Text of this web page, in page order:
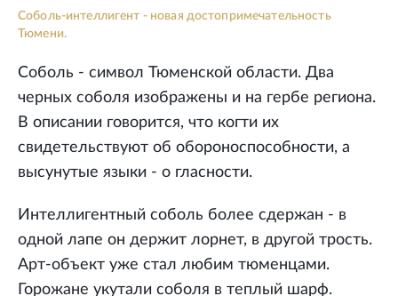
Соболь-интеллигент - новая достопримечательность
Тюмени.
Соболь - символ Тюменской области. Два
черных соболя изображены и на гербе региона.
В описании говорится, что когти их
свидетельствуют об обороноспособности, а
высунутые языки - о гласности.
Интеллигентный соболь более сдержан - в
одной лапе он держит лорнет, в другой трость.
Арт-объект уже стал любим тюменцами.
Горожане укутали соболя в теплый шарф.